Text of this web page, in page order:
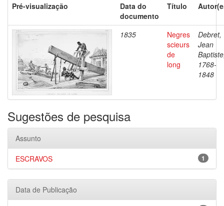
Pré-visualização
Data do
documento
Título
1835
Negres
scieurs
de
long
Debret,
Jean
1768-
1848
Sugestões de pesquisa
Assunto
1
ESCRAVOS
Data de Publicação